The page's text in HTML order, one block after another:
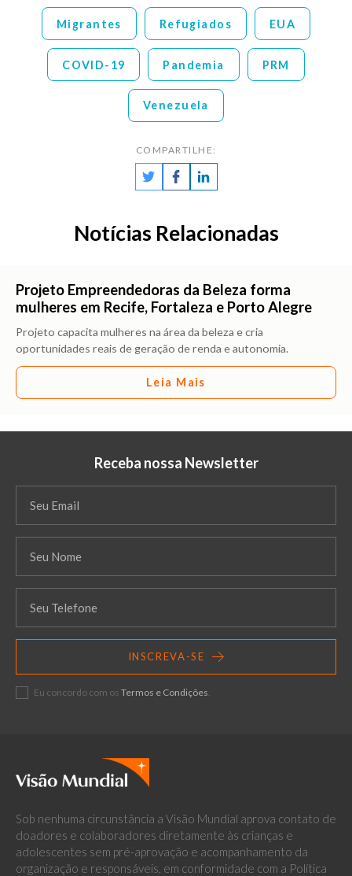
Migrantes Refugiados EUA
COVID-19 Pandemia PRM
Venezuela
COMPARTILHE:
Notícias Relacionadas
Projeto Empreendedoras da Beleza forma
mulheres em Recife, Fortaleza e Porto Alegre
Projeto capacita mulheres na área da beleza e cria
oportunidades reais de geração de renda e autonomia.
Leia Mais
Receba nossa Newsletter
INSCREVA-SE
Eu concordo com os Termos e Condições
Sob nenhuma circunstância a Visão Mundial aprova contato de
doadores e colaboradores diretamente às crianças e
adolescentes sem pré-aprovação e acompanhamento da
organização e responsáveis, em conformidade com a Política